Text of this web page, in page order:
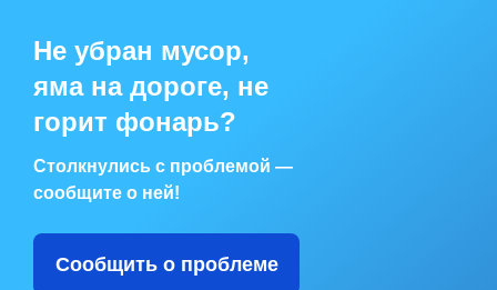
Не убран мусор,
яма на дороге, не
горит фонарь?
Столкнулись с проблемой —
сообщите о ней!
Сообщить о проблеме